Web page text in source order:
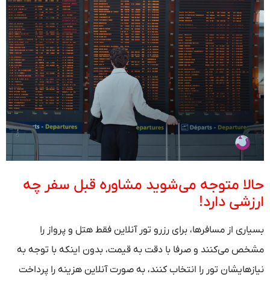
حالا متوجه می‌شوید مشاوره قبل سفر چه
ارزشی دارد!
بسیاری از مسافرها، برای رزرو تور آنلاین فقط هتل و پرواز را
مشخص می‌کنند و صرفا با دقت به قیمت، بدون اینکه با توجه به
نیازهایشان تور را انتخاب کنند، به صورت آنلاین هزینه را پرداخت